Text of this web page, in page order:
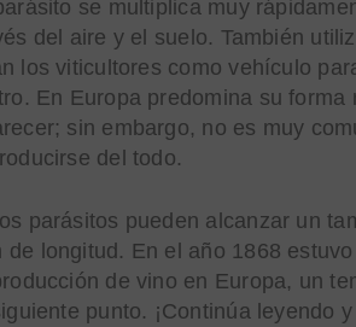
se multiplica muy
del aire y el suelo. También
los viticultores como vehículo
En Europa predomina su
sin embargo, no es muy
del todo.
parásitos pueden alcanzar un
de longitud. En el año 1868
de vino en Europa, un
punto. ¡Continúa leyendo